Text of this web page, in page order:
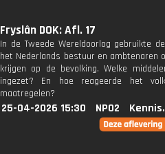
Fryslân DOK: Afl. 17
In de Tweede Wereldoorlog gebruikte
het Nederlands bestuur en ambtenaren
krijgen op de bevolking. Welke
ingezet? En hoe reageerde het
maatregelen?
25-04-2026 15:30 NPO2